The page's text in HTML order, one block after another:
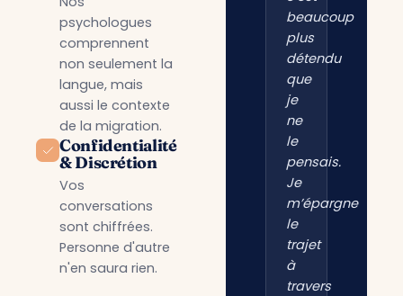
psychologues
comprennent
non seulement la
langue, mais
aussi le contexte
de la migration.
Confidentialité
& Discrétion
Vos
conversations
sont chiffrées.
Personne d'autre
n'en saura rien.
beaucoup
plus
détendu
que
je
ne
le
pensais.
Je
m’épargne
le
trajet
à
travers